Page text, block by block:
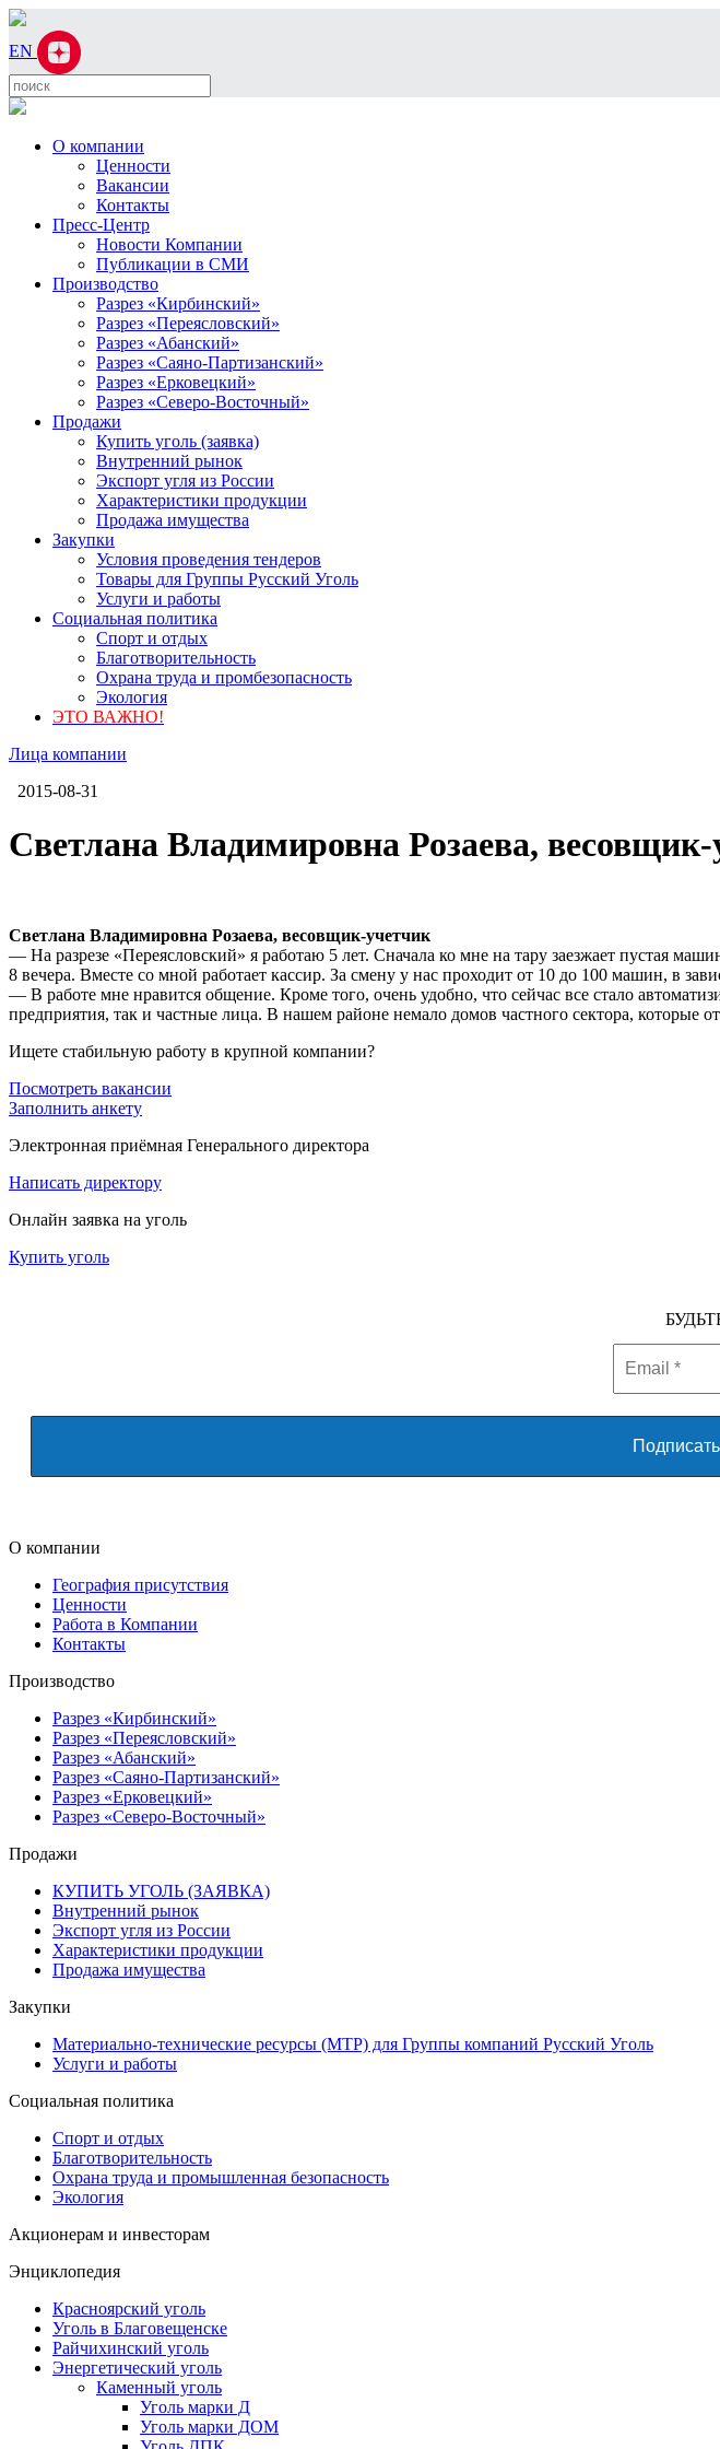
EN
О компании
Ценности
Вакансии
Контакты
Пресс-Центр
Новости Компании
Публикации в СМИ
Производство
Разрез «Кирбинский»
Разрез «Переясловский»
Разрез «Абанский»
Разрез «Саяно-Партизанский»
Разрез «Ерковецкий»
Разрез «Северо-Восточный»
Продажи
Купить уголь (заявка)
Внутренний рынок
Экспорт угля из России
Характеристики продукции
Продажа имущества
Закупки
Условия проведения тендеров
Товары для Группы Русский Уголь
Услуги и работы
Социальная политика
Спорт и отдых
Благотворительность
Охрана труда и промбезопасность
Экология
ЭТО ВАЖНО!
Лица компании
2015-08-31
Светлана Владимировна Розаева,
Светлана Владимировна Розаева, весовщик-учетчик
— На разрезе «Переясловский» я работаю 5 лет. Сначала ко мне на тару заезжает пустая
8 вечера. Вместе со мной работает кассир. За смену у нас проходит от 10 до 100 машин, в
— В работе мне нравится общение. Кроме того, очень удобно, что сейчас все стало
предприятия, так и частные лица. В нашем районе немало домов частного сектора, которые
Ищете стабильную работу в крупной компании?
Посмотреть вакансии
Заполнить анкету
Электронная приёмная Генерального директора
Написать директору
Онлайн заявка на уголь
Купить уголь
О компании
География присутствия
Ценности
Работа в Компании
Контакты
Производство
Разрез «Кирбинский»
Разрез «Переясловский»
Разрез «Абанский»
Разрез «Саяно-Партизанский»
Разрез «Ерковецкий»
Разрез «Северо-Восточный»
Продажи
КУПИТЬ УГОЛЬ (ЗАЯВКА)
Внутренний рынок
Экспорт угля из России
Характеристики продукции
Продажа имущества
Закупки
Материально-технические ресурсы (МТР) для Группы компаний Русский Уголь
Услуги и работы
Социальная политика
Спорт и отдых
Благотворительность
Охрана труда и промышленная безопасность
Экология
Акционерам и инвесторам
Энциклопедия
Красноярский уголь
Уголь в Благовещенске
Райчихинский уголь
Энергетический уголь
Каменный уголь
Уголь марки Д
Уголь марки ДОМ